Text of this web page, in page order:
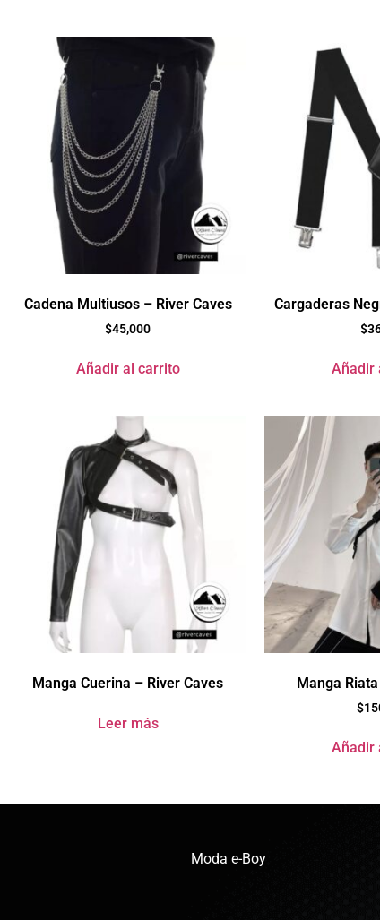
Cadena Multiusos – River Caves
$45,000
Añadir al carrito
Cargaderas
$
Añadir
Manga Cuerina – River Caves
Leer más
Manga
$
Añadir
Moda e-Boy